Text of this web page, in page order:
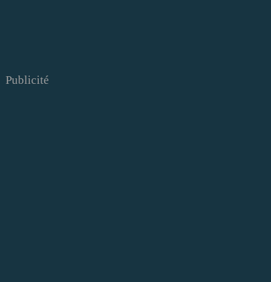
Publicité